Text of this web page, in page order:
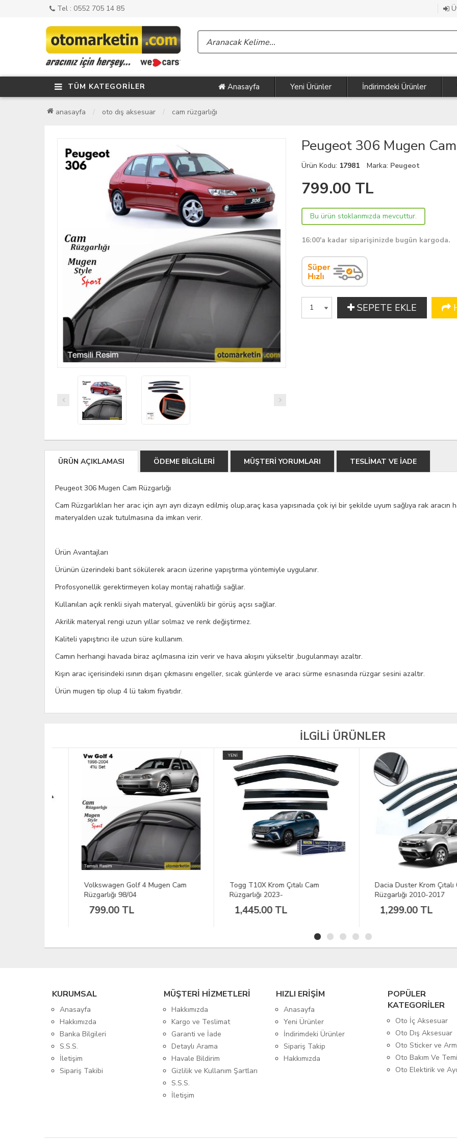
Tel : 0552 705 14 85
TÜM KATEGORİLER Anasayfa Yeni Ürünler İndirimdeki Ürünler
anasayfa oto dış aksesuar cam rüzgarlığı
Peugeot 306 Mugen
Ürün Kodu: 17981 Marka: Peugeot
799.00 TL
Bu ürün stoklarımızda mevcuttur.
16:00'a kadar siparişinizde bugün kargoda.
SEPETE EKLE
ÜRÜN AÇIKLAMASI ÖDEME BİLGİLERİ MÜŞTERİ YORUMLARI TESLİMAT VE İADE
Peugeot 306 Mugen Cam Rüzgarlığı
Cam Rüzgarlıkları her arac için ayrı ayrı dizayn edilmiş olup,araç kasa yapısınada çok iyi bir şekilde uyum sağlıya rak
materyalden uzak tutulmasına da imkan verir.
Ürün Avantajları
Ürünün üzerindeki bant sökülerek aracın üzerine yapıştırma yöntemiyle uygulanır.
Profosyonellik gerektirmeyen kolay montaj rahatlığı sağlar.
Kullanılan açık renkli siyah materyal, güvenlikli bir görüş açısı sağlar.
Akrilik materyal rengi uzun yıllar solmaz ve renk değiştirmez.
Kaliteli yapıştırıcı ile uzun süre kullanım.
Camın herhangi havada biraz açılmasına izin verir ve hava akışını yükseltir ,bugulanmayı azaltır.
Kışın arac içerisindeki ısının dışarı çıkmasını engeller, sıcak günlerde ve aracı sürme esnasında rüzgar sesini azaltır.
Ürün mugen tip olup 4 lü takım fiyatıdır.
İLGİLİ ÜRÜNLER
Volkswagen Golf 4 Mugen Cam
Rüzgarlığı 98/04
799.00 TL
Togg T10X Krom Çıtalı Cam
Rüzgarlığı 2023-
1,445.00 TL
Dacia Duster Krom Çıtalı Cam
Rüzgarlığı 2010-2017
1,299.00 TL
KURUMSAL
Anasayfa
Hakkımızda
Banka Bilgileri
S.S.S.
İletişim
Sipariş Takibi
MÜŞTERİ HİZMETLERİ
Hakkımızda
Kargo ve Teslimat
Garanti ve İade
Detaylı Arama
Havale Bildirim
Gizlilik ve Kullanım Şartları
S.S.S.
İletişim
HIZLI ERİŞİM
Anasayfa
Yeni Ürünler
İndirimdeki Ürünler
Sipariş Takip
Hakkımızda
POPÜLER
KATEGORİLER
Oto İç Aksesuar
Oto Dış Aksesuar
Oto Sticker ve
Oto Bakım Ve
Oto Elektirik ve